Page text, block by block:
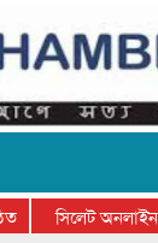
সিলেট অনলাইন